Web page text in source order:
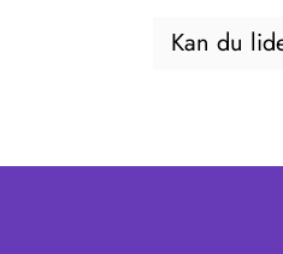
Kan du